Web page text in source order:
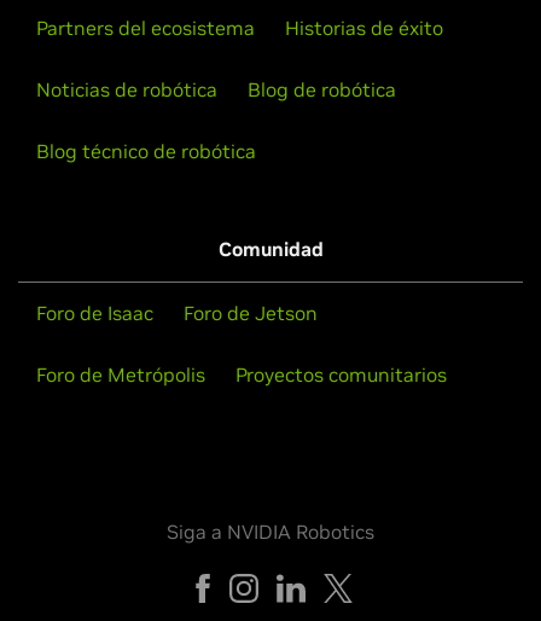
Partners del ecosistema Historias de éxito
Noticias de robótica Blog de robótica
Blog técnico de robótica
Comunidad
Foro de Isaac Foro de Jetson
Foro de Metrópolis Proyectos comunitarios
Siga a NVIDIA Robotics